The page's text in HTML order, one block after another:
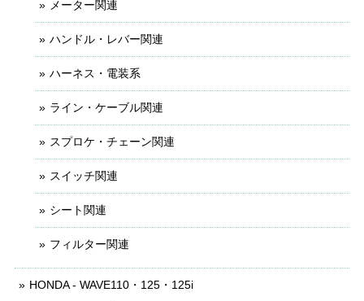
メーター関連
ハンドル・レバー関連
ハーネス・電装系
ライン・ケーブル関連
スプロケ・チェーン関連
スイッチ関連
シート関連
フィルター関連
HONDA - WAVE110・125・125i